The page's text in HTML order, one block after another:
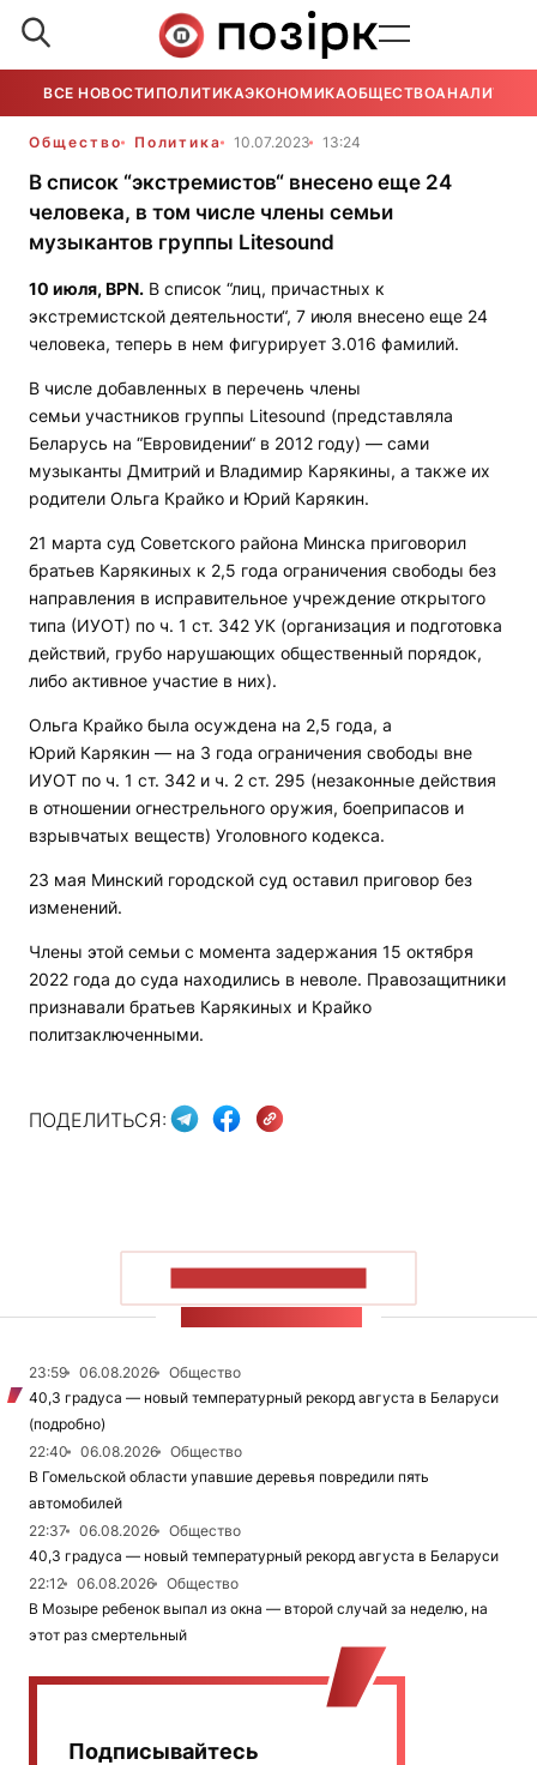
ВСЕ НОВОСТИ ПОЛИТИКАЭКОНОМИКАОБЩЕСТВОАНАЛИТИКА
Общество Политика 10.07.2023 13:24
В список “экстремистов“ внесено еще 24
человека, в том числе члены семьи
музыкантов группы Litesound
10 июля, BPN. В список “лиц, причастных к
экстремистской деятельности“, 7 июля внесено еще 24
человека, теперь в нем фигурирует 3.016 фамилий.
В числе добавленных в перечень члены
семьи участников группы Litesound (представляла
Беларусь на “Евровидении“ в 2012 году) — сами
музыканты Дмитрий и Владимир Карякины, а также их
родители Ольга Крайко и Юрий Карякин.
21 марта суд Советского района Минска приговорил
братьев Карякиных к 2,5 года ограничения свободы без
направления в исправительное учреждение открытого
типа (ИУОТ) по ч. 1 ст. 342 УК (организация и подготовка
действий, грубо нарушающих общественный порядок,
либо активное участие в них).
Ольга Крайко была осуждена на 2,5 года, а
Юрий Карякин — на 3 года ограничения свободы вне
ИУОТ по ч. 1 ст. 342 и ч. 2 ст. 295 (незаконные действия
в отношении огнестрельного оружия, боеприпасов и
взрывчатых веществ) Уголовного кодекса.
23 мая Минский городской суд оставил приговор без
изменений.
Члены этой семьи с момента задержания 15 октября
2022 года до суда находились в неволе. Правозащитники
признавали братьев Карякиных и Крайко
политзаключенными.
ПОДЕЛИТЬСЯ:
23:59 06.08.2026
Общество
40,3 градуса — новый температурный рекорд августа в Беларуси
(подробно)
22:40
06.08.2026
Общество
В Гомельской области упавшие деревья повредили пять
автомобилей
22:37
06.08.2026
Общество
40,3 градуса — новый температурный рекорд августа в Беларуси
22:12
06.08.2026
Общество
В Мозыре ребенок выпал из окна — второй случай за неделю, на
этот раз смертельный
Подписывайтесь